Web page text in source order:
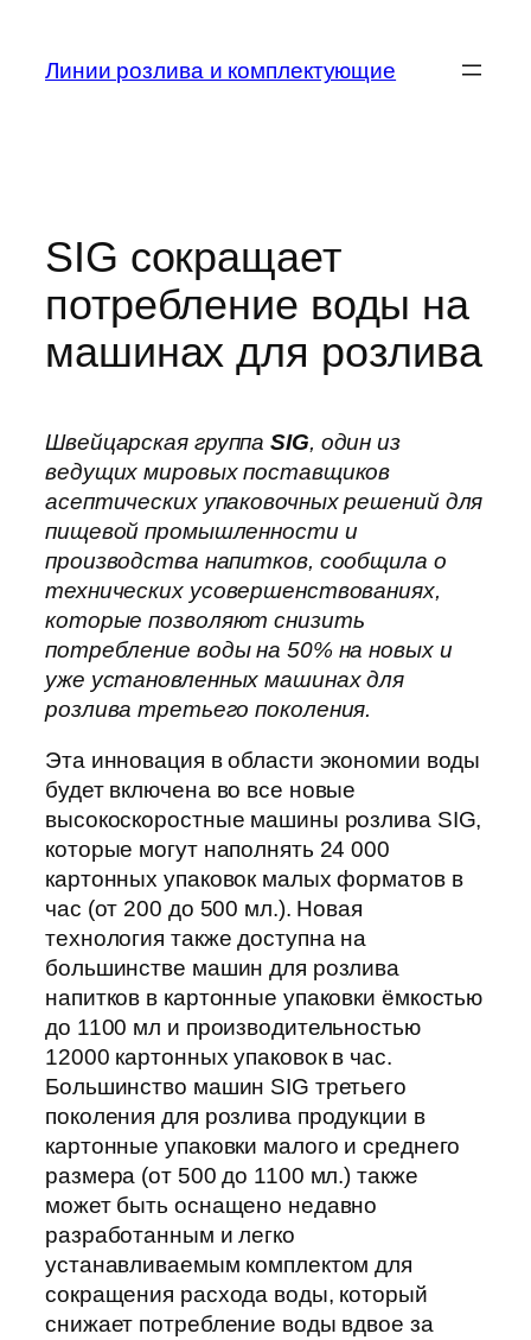
content
Линии розлива и комплектующие
SIG сокращает
потребление воды на
машинах для розлива
Швейцарская группаSIG, один из
ведущих мировых поставщиков
асептических упаковочных решений для
пищевой промышленности и
производства напитков, сообщила о
технических усовершенствованиях,
которые позволяют снизить
потребление воды на 50% на новых и
уже установленных машинах для
розлива третьего поколения.
Эта инновация в области экономии воды
будет включена во все новые
высокоскоростные машины розлива SIG,
которые могут наполнять 24 000
картонных упаковок малых форматов в
час (от 200 до 500 мл.). Новая
технология также доступна на
большинстве машин для розлива
напитков в картонные упаковки ёмкостью
до 1100 мл и производительностью
12000 картонных упаковок в час.
Большинство машин SIG третьего
поколения для розлива продукции в
картонные упаковки малого и среднего
размера (от 500 до 1100 мл.) также
может быть оснащено недавно
разработанным и легко
устанавливаемым комплектом для
сокращения расхода воды, который
снижает потребление воды вдвое за